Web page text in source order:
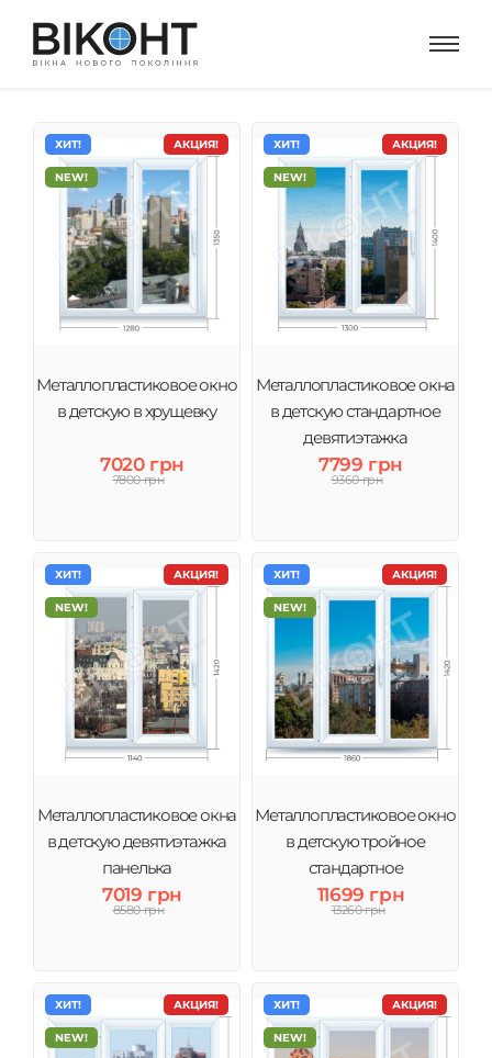
АКЦИЯ!
ХИТ!
NEW!
Металлопластиковое окно
в детскую в хрущевку
7020 грн
7800 грн
АКЦИЯ!
ХИТ!
NEW!
Металлопластиковое окна
в детскую стандартное
девятиэтажка
7799 грн
9360 грн
АКЦИЯ!
ХИТ!
NEW!
Металлопластиковое окна
в детскую девятиэтажка
панелька
7019 грн
8580 грн
АКЦИЯ!
ХИТ!
NEW!
Металлопластиковое окно
в детскую тройное
стандартное
11699 грн
13260 грн
АКЦИЯ!
ХИТ!
NEW!
АКЦИЯ!
ХИТ!
NEW!